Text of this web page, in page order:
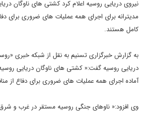
نیروی دریایی روسیه اعلام کرد کشتی های ناوگان
مدیترانه برای اجرای همه عملیات های ضروری برای
کامل هستند.
به گزارش خبرگزاری تسنیم به نقل از شبکه خبری
دریایی روسیه گفت:« کشتی های ناوگان دریایی
آماده اجرای همه عملیات های ضروری برای دفاع از
وی افزود:« ناوهای جنگی روسیه مستقر در غرب و شرق